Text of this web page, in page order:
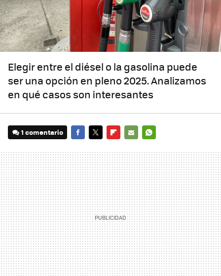
Elegir entre el diésel o la gasolina puede
ser una opción en pleno 2025. Analizamos
en qué casos son interesantes
1 comentario
MAIL